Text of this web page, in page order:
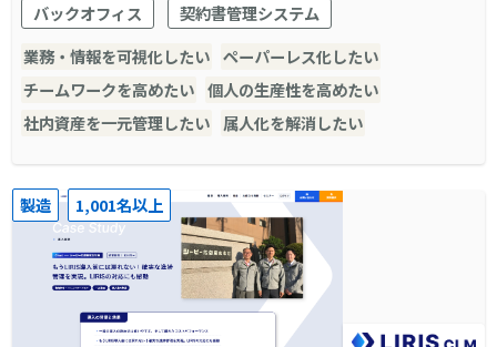
バックオフィス
契約書管理システム
業務・情報を可視化したい ペーパーレス化したい
チームワークを高めたい 個人の生産性を高めたい
社内資産を一元管理したい 属人化を解消したい
製造 1,001名以上